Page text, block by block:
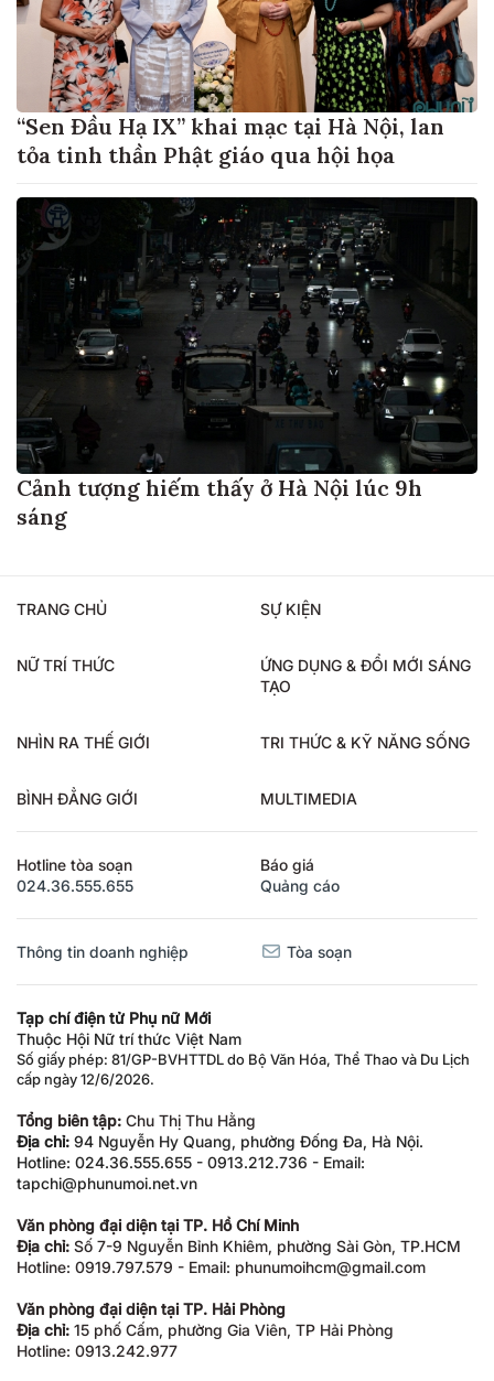
“Sen Đầu Hạ IX” khai mạc tại Hà Nội, lan
tỏa tinh thần Phật giáo qua hội họa
Cảnh tượng hiếm thấy ở Hà Nội lúc 9h
sáng
TRANG CHỦ SỰ KIỆN
NỮ TRÍ THỨC
ỨNG DỤNG & ĐỔI MỚI SÁNG
TẠO
NHÌN RA THẾ GIỚI TRI THỨC & KỸ NĂNG SỐNG
BÌNH ĐẲNG GIỚI MULTIMEDIA
Hotline tòa soạn
024.36.555.655
Báo giá
Quảng cáo
Thông tin doanh nghiệp Tòa soạn
Tạp chí điện tử Phụ nữ Mới
Thuộc Hội Nữ trí thức Việt Nam
Số giấy phép: 81/GP-BVHTTDL do Bộ Văn Hóa, Thể Thao và Du Lịch
cấp ngày 12/6/2026.
Tổng biên tập: Chu Thị Thu Hằng
Địa chỉ: 94 Nguyễn Hy Quang, phường Đống Đa, Hà Nội.
Hotline: 024.36.555.655 - 0913.212.736 - Email:
tapchi@phunumoi.net.vn
Văn phòng đại diện tại TP. Hồ Chí Minh
Địa chỉ: Số 7-9 Nguyễn Bỉnh Khiêm, phường Sài Gòn, TP.HCM
Hotline: 0919.797.579 - Email: phunumoihcm@gmail.com
Văn phòng đại diện tại TP. Hải Phòng
Địa chỉ: 15 phố Cấm, phường Gia Viên, TP Hải Phòng
Hotline: 0913.242.977